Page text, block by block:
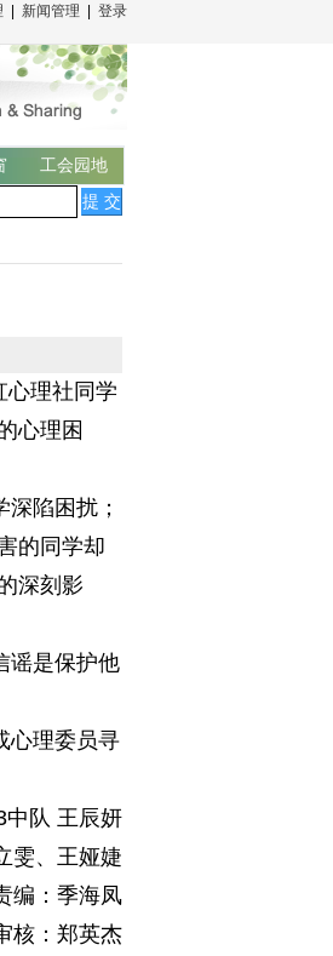
新闻管理 登录
工会园地
理社同学
心理困
陷困扰；
的同学却
深刻影
谣是保护他
心理委员寻
中队 王辰妍
雯、王娅婕
编：季海凤
核：郑英杰